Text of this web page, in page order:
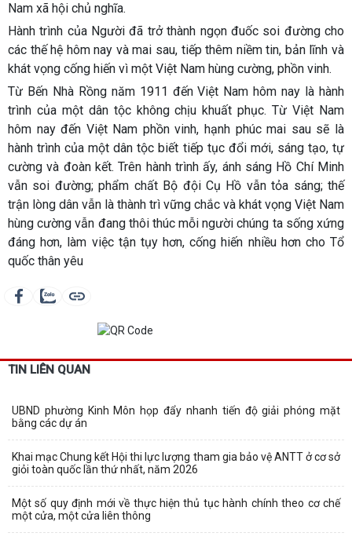
Nam xã hội chủ nghĩa.
Hành trình của Người đã trở thành ngọn đuốc soi đường cho
các thế hệ hôm nay và mai sau, tiếp thêm niềm tin, bản lĩnh và
khát vọng cống hiến vì một Việt Nam hùng cường, phồn vinh.
Từ Bến Nhà Rồng năm 1911 đến Việt Nam hôm nay là hành
trình của một dân tộc không chịu khuất phục. Từ Việt Nam
hôm nay đến Việt Nam phồn vinh, hạnh phúc mai sau sẽ là
hành trình của một dân tộc biết tiếp tục đổi mới, sáng tạo, tự
cường và đoàn kết. Trên hành trình ấy, ánh sáng Hồ Chí Minh
vẫn soi đường; phẩm chất Bộ đội Cụ Hồ vẫn tỏa sáng; thế
trận lòng dân vẫn là thành trì vững chắc và khát vọng Việt Nam
hùng cường vẫn đang thôi thúc mỗi người chúng ta sống xứng
đáng hơn, làm việc tận tụy hơn, cống hiến nhiều hơn cho Tổ
quốc thân yêu
TIN LIÊN QUAN
UBND phường Kinh Môn họp đẩy nhanh tiến độ giải phóng mặt
bằng các dự án
Khai mạc Chung kết Hội thi lực lượng tham gia bảo vệ ANTT ở cơ sở
giỏi toàn quốc lần thứ nhất, năm 2026
Một số quy định mới về thực hiện thủ tục hành chính theo cơ chế
một cửa, một cửa liên thông